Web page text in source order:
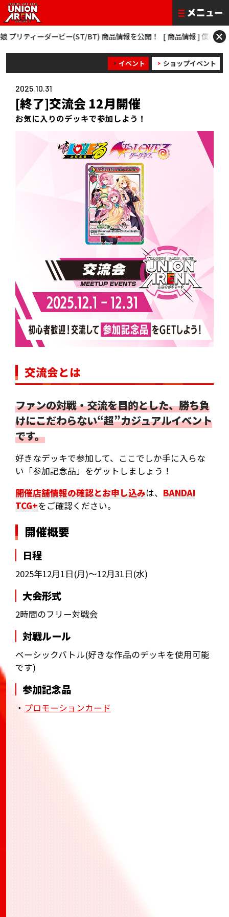
ーダービー(ST/BT) 商品情報を公開！ [ 商品情報 ] 僕のヒーローア×
イベント ショップイベント
2025.10.31
[終了]交流会 12月開催
お気に入りのデッキで参加しよう！
交流会とは
ファンの対戦・交流を目的とした、勝ち負
けにこだわらない“超”カジュアルイベント
です。
好きなデッキで参加して、ここでしか手に入らな
い「参加記念品」をゲットしましょう！
開催店舗情報の確認とお申し込みは、 BANDAI
TCG+をご確認ください。
開催概要
日程
2025年12月1日(月)～12月31日(水)
大会形式
2時間のフリー対戦会
対戦ルール
ベーシックバトル(好きな作品のデッキを使用可能
です)
参加記念品
・ プロモーションカード